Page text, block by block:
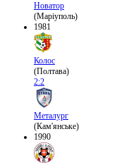
Новатор
(Маріуполь)
1981
Колос
(Полтава)
2:2
Металург
(Кам'янське)
1990